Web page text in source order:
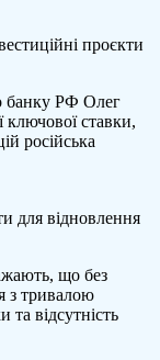
проєкти
банку РФ Олег
ключової ставки,
російська
для відновлення
що без
з тривалою
та відсутність